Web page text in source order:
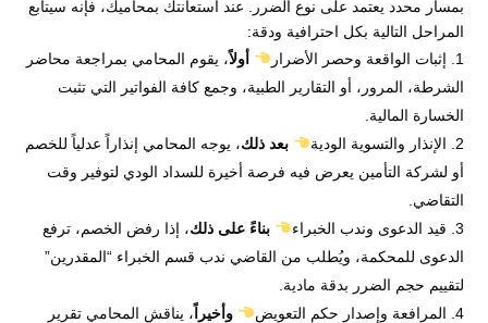
بمسار محدد يعتمد على نوع الضرر. عند استعانتك بمحاميك، فإنه سيتابع
المراحل التالية بكل احترافية ودقة:
إثبات الواقعة وحصر الأضرار
أولاً، يقوم المحامي بمراجعة محاضر
الشرطة، المرور، أو التقارير الطبية، وجمع كافة الفواتير التي تثبت
الخسارة المالية.
الإنذار والتسوية الودية
بعد ذلك، يوجه المحامي إنذاراً عدلياً للخصم
أو لشركة التأمين يعرض فيه فرصة أخيرة للسداد الودي لتوفير وقت
التقاضي.
قيد الدعوى وندب الخبراء
بناءً على ذلك، إذا رفض الخصم، ترفع
الدعوى للمحكمة، ويُطلب من القاضي ندب قسم الخبراء “المقدرين”
لتقييم حجم الضرر بدقة مادية.
المرافعة وإصدار حكم التعويض
وأخيراً ، يناقش المحامي تقرير